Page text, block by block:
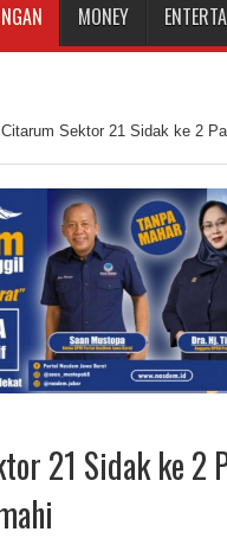
MONEY
Sektor 21 Sidak ke 2
21 Sidak ke 2